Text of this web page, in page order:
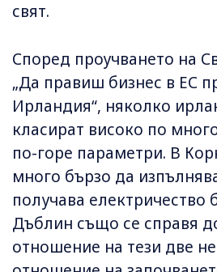
свят.
Според проучването на
„Да правиш бизнес в ЕС
Ирландия“, няколко
класират високо по
по-горе параметри. В
много бързо да
получава електричество
Дъблин също се справя
отношение на тези две